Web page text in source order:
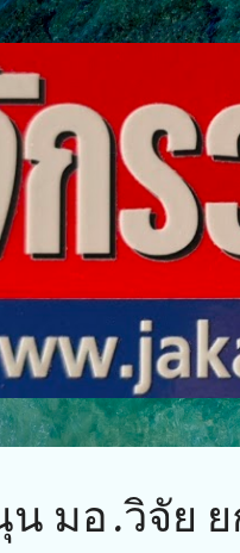
มอ.วิจัย ย